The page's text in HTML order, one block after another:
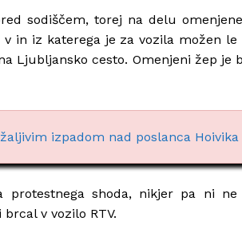
sodiščem, torej na delu
in iz katerega je za vozila možen
Ljubljansko cesto. Omenjeni žep je
izpadom nad poslanca Hoivika
protestnega shoda, nikjer pa ni
v vozilo RTV.